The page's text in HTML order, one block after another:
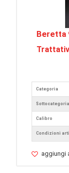
Beretta
Categoria
Sottocategoria
Calibro
Condizioni
aggiungi